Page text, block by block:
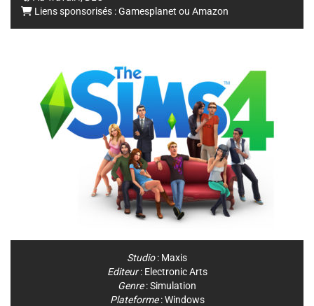
Liens sponsorisés :Gamesplanet ou Amazon
Studio: Maxis
Editeur: Electronic Arts
Genre:Simulation
Plateforme:Windows